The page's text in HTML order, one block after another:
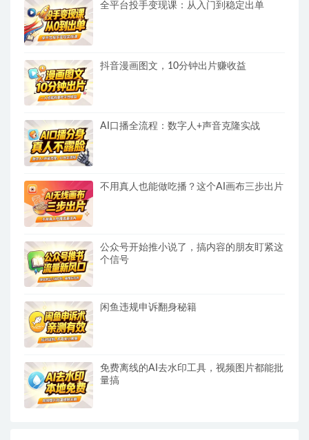
全平台投手变现课：从入门到稳定出单
抖音漫画图文，10分钟出片赚收益
AI口播全流程：数字人+声音克隆实战
不用真人也能做吃播？这个AI画布三步出片
公众号开始推小说了，搞内容的朋友盯紧这
个信号
闲鱼违规申诉翻身秘籍
免费离线的AI去水印工具，视频图片都能批
量搞